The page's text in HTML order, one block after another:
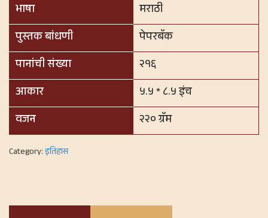
भाषा
मराठी
पुस्तक बांधणी
पेपरबॅक
पानांची संख्या
२१६
आकार
५.५ * ८.५ इंच
वजन
२२० ग्रॅम
Category:इतिहास